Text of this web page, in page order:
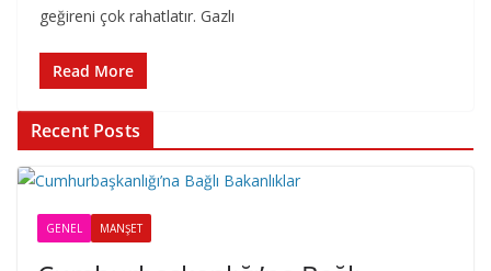
geğireni çok rahatlatır. Gazlı
Read More
Recent Posts
GENEL MANŞET